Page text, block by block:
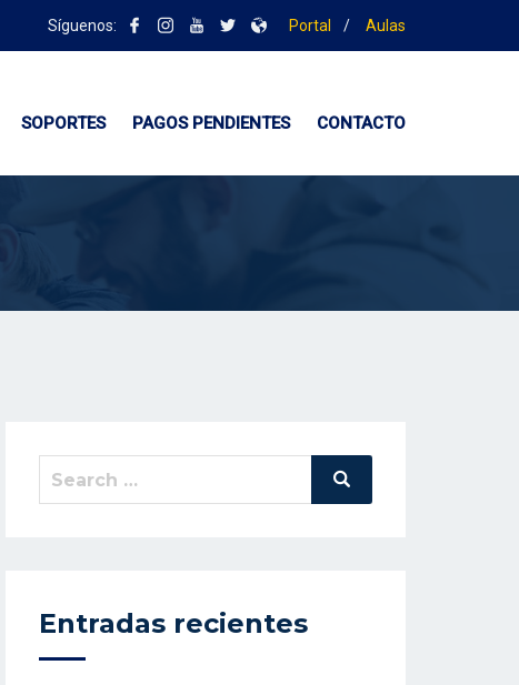
Síguenos: Portal / Aulas
SOPORTES PAGOS PENDIENTES CONTACTO
Search
Search
Entradas recientes